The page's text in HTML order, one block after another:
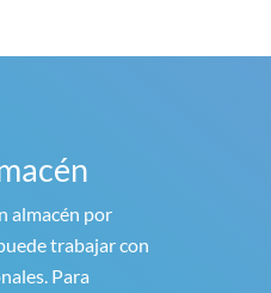
almacén por
trabajar con
Para